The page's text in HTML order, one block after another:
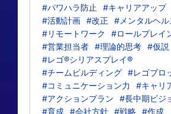
#パワハラ防止
#キャリアアップ
#活動計画 #改正
#メンタルヘル
#リモートワーク
#ロールプレイ
#営業担当者 #理論的思考 #仮説
#レゴ®シリアスプレイ®
#チームビルディング #レゴブロ
#コミュニケーション力
#キャリ
#アクションプラン
#長中期ビジ
#育成 #会社方針 #戦略 #作成